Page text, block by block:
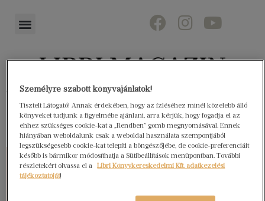
Könyvektől az olvasókig
Személyre szabott könyvajánlatok!
Tisztelt Látogató! Annak érdekében, hogy az ízléséhez minél közelebb álló
könyveket tudjunk a figyelmébe ajánlani, arra kérjük, hogy fogadja el az
ehhez szükséges cookie-kat a „Rendben” gomb megnyomásával. Ennek
hiányában weboldalunk csak a weboldal használata szempontjából
legszükségesebb cookie-kat telepíti a böngészőjébe, de cookie-preferenciáit
később is bármikor módosíthatja a Sütibeállítások menüpontban. További
részletekért olvassa el a
Libri Könyvkereskedelmi Kft. adatkezelési
tájékoztatóját!